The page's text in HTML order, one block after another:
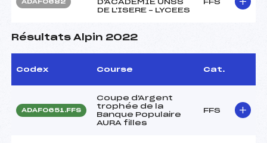
ADAF0682
D'ACADEMIE UNSS
DE L'ISERE – LYCEES
FFS
Résultats Alpin 2022
Codex Course Cat.
ADAF0651.FFS
Coupe d'Argent
trophée de la
Banque Populaire
AURA filles
FFS